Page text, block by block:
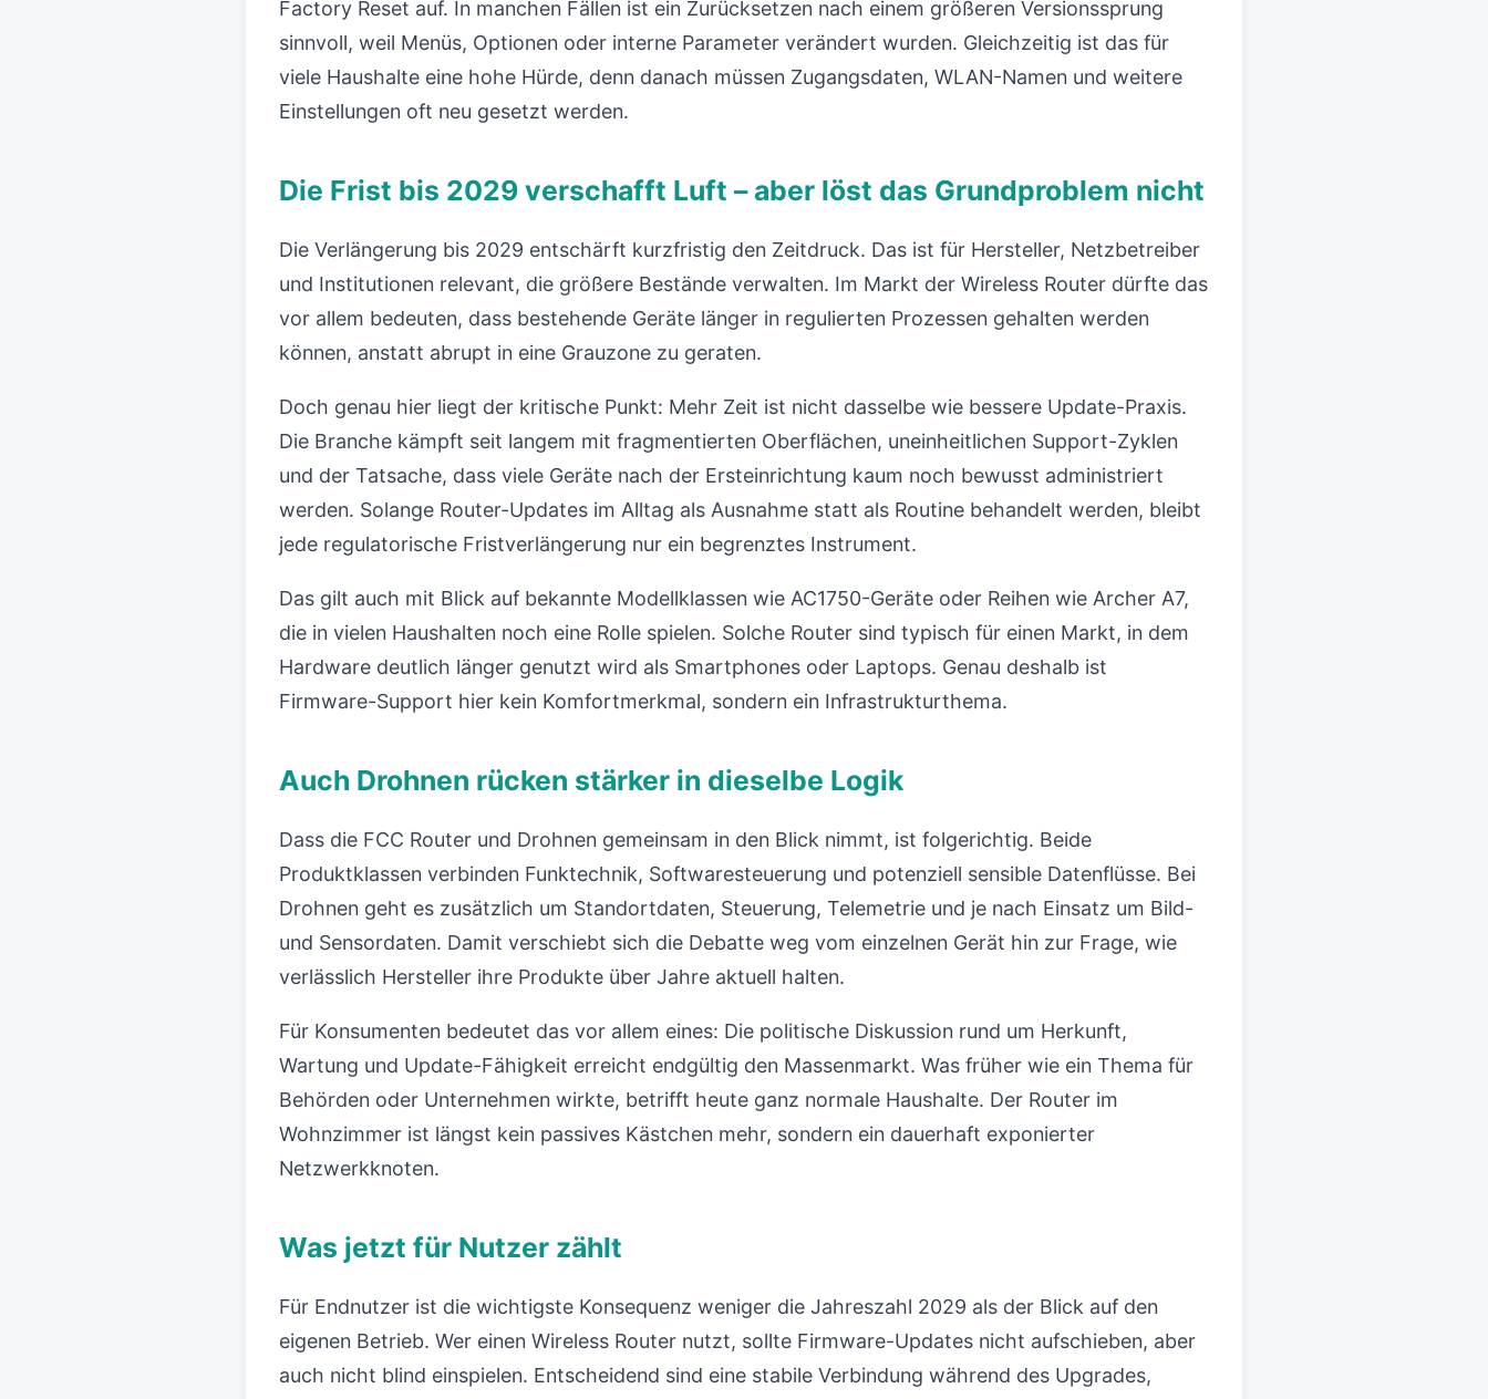
Factory Reset auf. In manchen Fällen ist ein Zurücksetzen nach einem größeren Versionssprung
sinnvoll, weil Menüs, Optionen oder interne Parameter verändert wurden. Gleichzeitig ist das für
viele Haushalte eine hohe Hürde, denn danach müssen Zugangsdaten, WLAN-Namen und weitere
Einstellungen oft neu gesetzt werden.
Die Frist bis 2029 verschafft Luft – aber löst das Grundproblem nicht
Die Verlängerung bis 2029 entschärft kurzfristig den Zeitdruck. Das ist für Hersteller, Netzbetreiber
und Institutionen relevant, die größere Bestände verwalten. Im Markt der Wireless Router dürfte das
vor allem bedeuten, dass bestehende Geräte länger in regulierten Prozessen gehalten werden
können, anstatt abrupt in eine Grauzone zu geraten.
Doch genau hier liegt der kritische Punkt: Mehr Zeit ist nicht dasselbe wie bessere Update-Praxis.
Die Branche kämpft seit langem mit fragmentierten Oberflächen, uneinheitlichen Support-Zyklen
und der Tatsache, dass viele Geräte nach der Ersteinrichtung kaum noch bewusst administriert
werden. Solange Router-Updates im Alltag als Ausnahme statt als Routine behandelt werden, bleibt
jede regulatorische Fristverlängerung nur ein begrenztes Instrument.
Das gilt auch mit Blick auf bekannte Modellklassen wie AC1750-Geräte oder Reihen wie Archer A7,
die in vielen Haushalten noch eine Rolle spielen. Solche Router sind typisch für einen Markt, in dem
Hardware deutlich länger genutzt wird als Smartphones oder Laptops. Genau deshalb ist
Firmware-Support hier kein Komfortmerkmal, sondern ein Infrastrukturthema.
Auch Drohnen rücken stärker in dieselbe Logik
Dass die FCC Router und Drohnen gemeinsam in den Blick nimmt, ist folgerichtig. Beide
Produktklassen verbinden Funktechnik, Softwaresteuerung und potenziell sensible Datenflüsse. Bei
Drohnen geht es zusätzlich um Standortdaten, Steuerung, Telemetrie und je nach Einsatz um Bild-
und Sensordaten. Damit verschiebt sich die Debatte weg vom einzelnen Gerät hin zur Frage, wie
verlässlich Hersteller ihre Produkte über Jahre aktuell halten.
Für Konsumenten bedeutet das vor allem eines: Die politische Diskussion rund um Herkunft,
Wartung und Update-Fähigkeit erreicht endgültig den Massenmarkt. Was früher wie ein Thema für
Behörden oder Unternehmen wirkte, betrifft heute ganz normale Haushalte. Der Router im
Wohnzimmer ist längst kein passives Kästchen mehr, sondern ein dauerhaft exponierter
Netzwerkknoten.
Was jetzt für Nutzer zählt
Für Endnutzer ist die wichtigste Konsequenz weniger die Jahreszahl 2029 als der Blick auf den
eigenen Betrieb. Wer einen Wireless Router nutzt, sollte Firmware-Updates nicht aufschieben, aber
auch nicht blind einspielen. Entscheidend sind eine stabile Verbindung während des Upgrades,